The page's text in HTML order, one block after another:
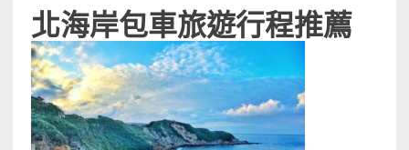
北海岸包車旅遊行程推薦